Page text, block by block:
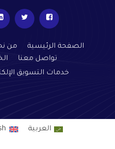
الصفحة الرئيسية من
تواصل معنا
خدمات التسويق
العربية